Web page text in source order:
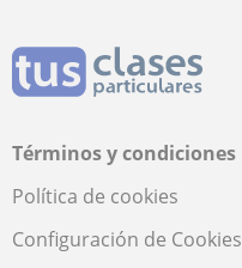
Términos y condiciones
Política de cookies
Configuración de Cookies